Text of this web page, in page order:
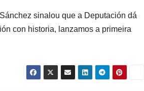
sinalou que a Deputación dá
con historia, lanzamos a primeira